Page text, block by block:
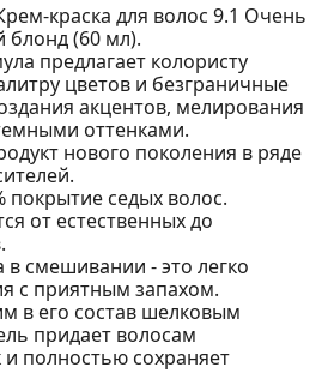
краска для волос 9.1 Очень
блонд (60 мл).
предлагает колористу
цветов и безграничные
акцентов, мелирования
оттенками.
нового поколения в ряде
покрытие седых волос.
от естественных до
в смешивании - это легко
с приятным запахом.
в его состав шелковым
придает волосам
полностью сохраняет